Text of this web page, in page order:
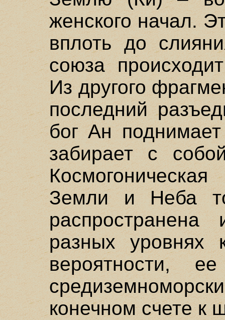
женского начал.
вплоть до
союза
Из другого
последний
бог Ан
забирает с
Земли и Неба
разных уровнях
вероятности,
конечном счете к